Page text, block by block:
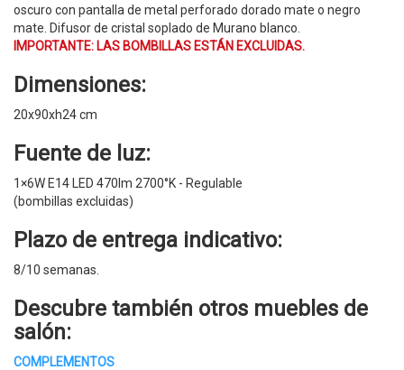
oscuro con pantalla de metal perforado dorado mate o negro
mate. Difusor de cristal soplado de Murano blanco.
IMPORTANTE: LAS BOMBILLAS ESTÁN EXCLUIDAS.
Dimensiones:
20x90xh24 cm
Fuente de luz:
1×6W E14 LED 470lm 2700°K - Regulable
(bombillas excluidas)
Plazo de entrega indicativo:
8/10 semanas.
Descubre también otros muebles de
salón:
COMPLEMENTOS